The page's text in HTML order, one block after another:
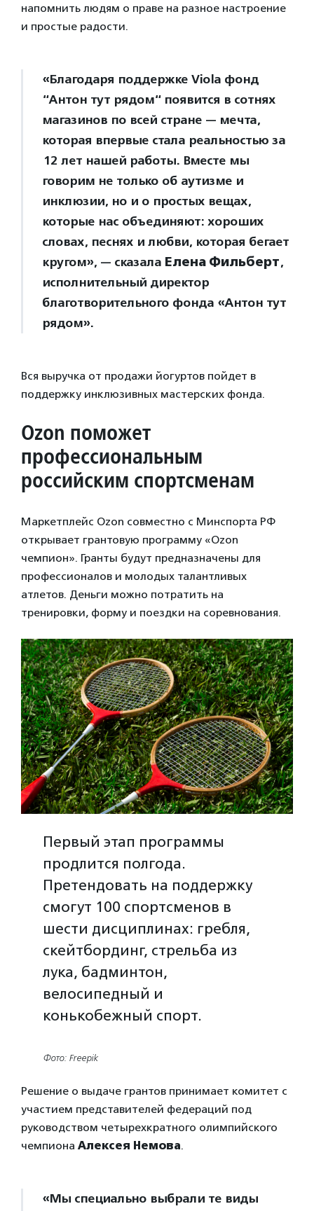
напомнить людям о праве на разное настроение
и простые радости.
«Благодаря поддержке Viola фонд
“Антон тут рядом“ появится в сотнях
магазинов по всей стране — мечта,
которая впервые стала реальностью за
12 лет нашей работы. Вместе мы
говорим не только об аутизме и
инклюзии, но и о простых вещах,
которые нас объединяют: хороших
словах, песнях и любви, которая бегает
кругом», — сказала Елена Фильберт,
исполнительный директор
благотворительного фонда «Антон тут
рядом».
Вся выручка от продажи йогуртов пойдет в
поддержку инклюзивных мастерских фонда.
Ozon поможет
профессиональным
российским спортсменам
Маркетплейс Ozon совместно с Минспорта РФ
открывает грантовую программу «Ozon
чемпион». Гранты будут предназначены для
профессионалов и молодых талантливых
атлетов. Деньги можно потратить на
тренировки, форму и поездки на соревнования.
Первый этап программы
продлится полгода.
Претендовать на поддержку
смогут 100 спортсменов в
шести дисциплинах: гребля,
скейтбординг, стрельба из
лука, бадминтон,
велосипедный и
конькобежный спорт.
Фото: Freepik
Решение о выдаче грантов принимает комитет с
участием представителей федераций под
руководством четырехкратного олимпийского
чемпиона Алексея Немова.
«Мы специально выбрали те виды